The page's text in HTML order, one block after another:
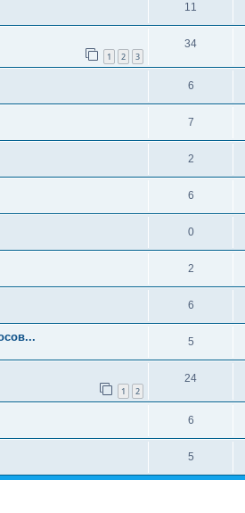
11
1 2 3
34
6
7
2
6
0
2
6
5
1 2
24
6
5